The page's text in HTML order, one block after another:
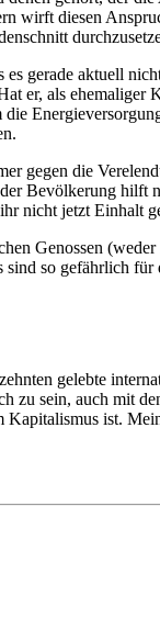
wirft diesen
gerade aktuell
er, als
gegen die
Bevölkerung
nicht jetzt Einhalt
Genossen
so gefährlich für
gelebte
sein, auch mit
ist.